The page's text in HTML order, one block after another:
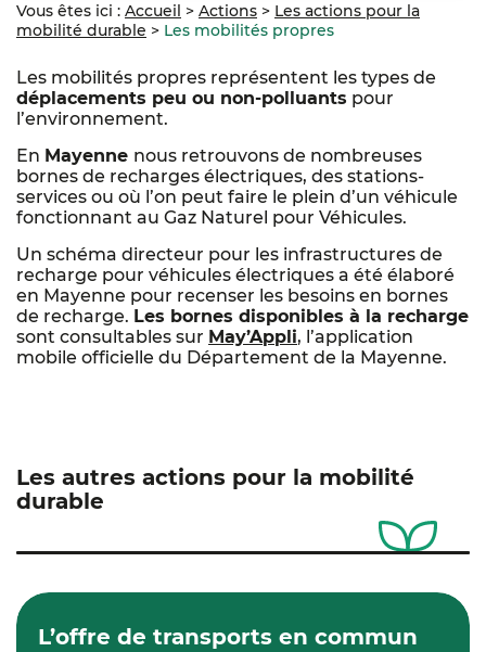
Vous êtes ici : Accueil > Actions > Les actions pour la
mobilité durable > Les mobilités propres
Les mobilités propres représentent les types de
déplacements peu ou non-polluants pour
l’environnement.
En Mayenne nous retrouvons de nombreuses
bornes de recharges électriques, des stations-
services ou où l’on peut faire le plein d’un véhicule
fonctionnant au Gaz Naturel pour Véhicules.
Un schéma directeur pour les infrastructures de
recharge pour véhicules électriques a été élaboré
en Mayenne pour recenser les besoins en bornes
de recharge. Les bornes disponibles à la recharge
sont consultables sur May’Appli, l’application
mobile officielle du Département de la Mayenne.
Les autres actions pour la mobilité
durable
L’offre de transports en commun